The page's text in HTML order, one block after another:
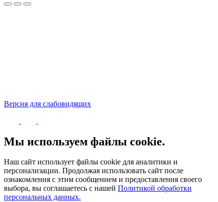
Версия для слабовидящих
Мы используем файлы cookie.
Наш сайт использует файлы cookie для аналитики и
персонализации. Продолжая использовать сайт после
ознакомления с этим сообщением и предоставления своего
выбора, вы соглашаетесь с нашей Политикой обработки
персональных данных.